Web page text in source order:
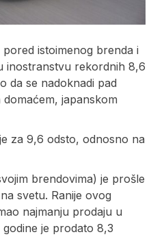
istoimenog brenda i
inostranstvu rekordnih 8,6
da se nadoknadi pad
japanskom
za 9,6 odsto, odnosno na
brendovima) je prošle
svetu. Ranije ovog
najmanju prodaju u
je prodato 8,3